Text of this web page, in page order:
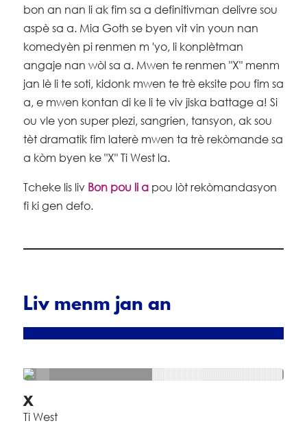
bon an nan li ak fim sa a definitivman delivre sou
aspè sa a. Mia Goth se byen vit vin youn nan
komedyèn pi renmen m 'yo, li konplètman
angaje nan wòl sa a. Mwen te renmen "X" menm
jan lè li te soti, kidonk mwen te trè eksite pou fim sa
a, e mwen kontan di ke li te viv jiska battage a! Si
ou vle yon super plezi, sangrien, tansyon, ak sou
tèt dramatik fim laterè mwen ta trè rekòmande sa
a kòm byen ke "X" Ti West la.
Tcheke lis liv Bon pou li apou lòt rekòmandasyon
fi ki gen defo.
Liv menm jan an
X
Ti West